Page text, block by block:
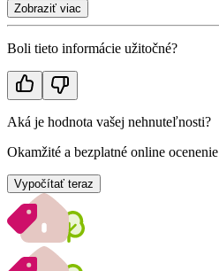
Zobraziť viac
Boli tieto informácie užitočné?
Aká je hodnota vašej nehnuteľnosti?
Okamžité a bezplatné online ocenenie
Vypočítať teraz